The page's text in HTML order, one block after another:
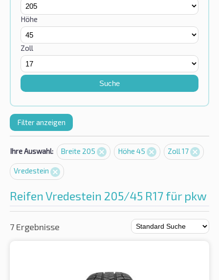
Höhe
Zoll
Suche
Filter anzeigen
Ihre Auswahl: Breite 205 Höhe 45 Zoll 17
Vredestein
Reifen Vredestein 205/45 R17 für pkw
7 Ergebnisse